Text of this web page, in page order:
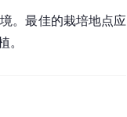
。最佳的栽培地点应